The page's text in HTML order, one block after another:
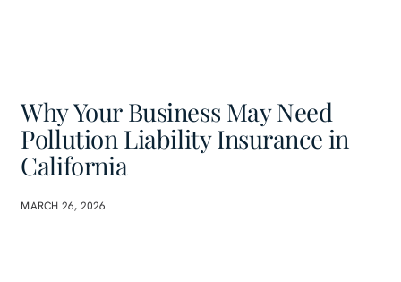
Why Your Business May Need
Pollution Liability Insurance in
California
MARCH 26, 2026